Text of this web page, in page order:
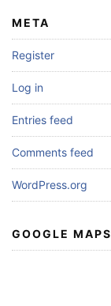
META
Register
Log in
Entries feed
Comments feed
WordPress.org
GOOGLE MAPS